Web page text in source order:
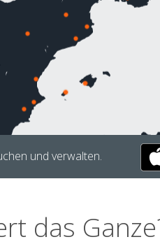
und verwalten.
das